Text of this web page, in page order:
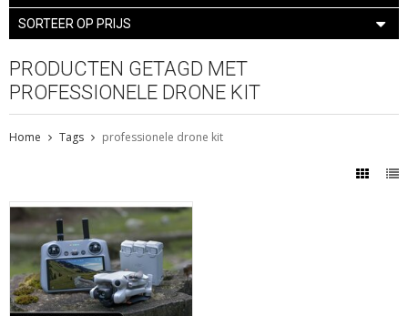
SORTEER OP PRIJS
PRODUCTEN GETAGD MET
PROFESSIONELE DRONE KIT
Home Tags professionele drone kit